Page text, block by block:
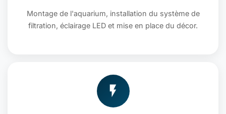
Montage de l'aquarium, installation du système de
filtration, éclairage LED et mise en place du décor.